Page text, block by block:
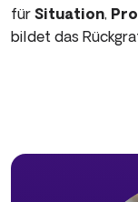
für Situation,
bildet das